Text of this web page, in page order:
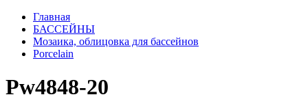
Главная
БАССЕЙНЫ
Мозаика, облицовка для бассейнов
Porcelain
Pw4848-20